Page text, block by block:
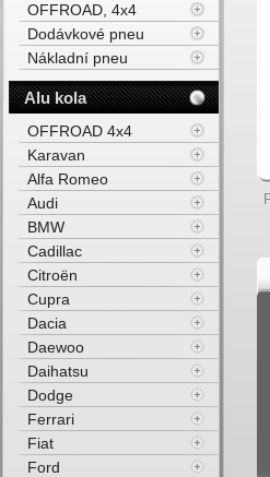
OFFROAD, 4x4
Dodávkové pneu
Nákladní pneu
Alu kola
OFFROAD 4x4
Karavan
Alfa Romeo
Audi
BMW
Cadillac
Citroën
Cupra
Dacia
Daewoo
Daihatsu
Dodge
Ferrari
Fiat
Ford